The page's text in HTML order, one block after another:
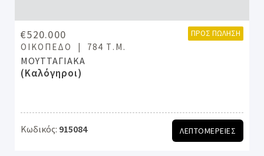
€520.000 ΠΡΟΣ ΠΏΛΗΣΗ
ΟΙΚΌΠΕΔΟ 784 Τ.Μ.
ΜΟΥΤΤΑΓΙΑΚΑ
(Καλόγηροι)
Κωδικός: 915084 ΛΕΠΤΟΜΕΡΕΙΕΣ